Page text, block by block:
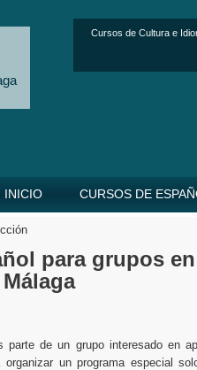
Cursos de Cultura e
INICIO CURSOS DE
para grupos
parte de un grupo interesado en
organizar un programa especial